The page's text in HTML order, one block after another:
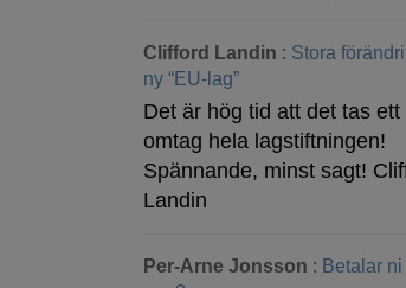
Clifford Landin : Stora
ny “EU-lag”
Det är hög tid att det tas ett
omtag hela lagstiftningen!
Spännande, minst sagt!
Landin
Per-Arne Jonsson : Betalar